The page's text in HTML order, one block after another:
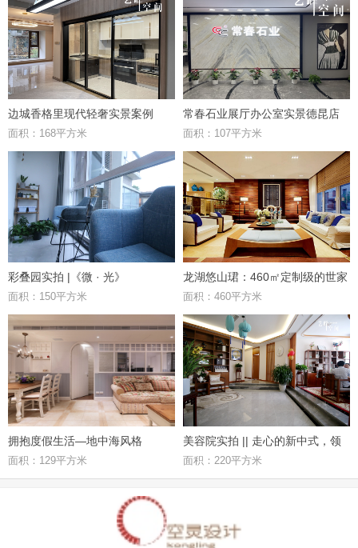
边城香格里现代轻奢实景案例
面积：168平方米
常春石业展厅办公室实景德昆店
面积：107平方米
彩叠园实拍 |《微 · 光》
面积：150平方米
龙湖悠山珺：460㎡定制级的世家
府邸，优雅极致的东方礼居
面积：460平方米
拥抱度假生活—地中海风格
面积：129平方米
美容院实拍 || 走心的新中式，领
略其独特魅力
面积：220平方米